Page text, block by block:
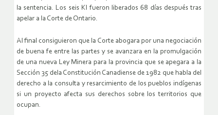
la sentencia. Los seis KI fueron liberados 68 días después tras
apelar a la Corte de Ontario.
Al final consiguieron que la Corte abogara por una negociación
de buena fe entre las partes y se avanzara en la promulgación
de una nueva Ley Minera para la provincia que se apegara a la
Sección 35 dela Constitución Canadiense de 1982 que habla del
derecho a la consulta y resarcimiento de los pueblos indígenas
si un proyecto afecta sus derechos sobre los territorios que
ocupan.